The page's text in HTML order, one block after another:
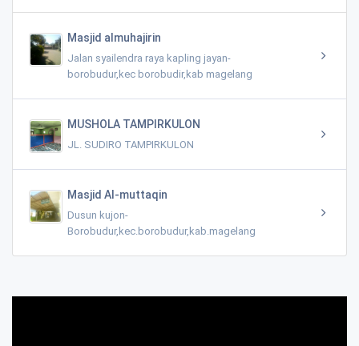
Masjid almuhajirin
Jalan syailendra raya kapling jayan-
borobudur,kec borobudir,kab magelang
MUSHOLA TAMPIRKULON
JL. SUDIRO TAMPIRKULON
Masjid Al-muttaqin
Dusun kujon-
Borobudur,kec.borobudur,kab.magelang